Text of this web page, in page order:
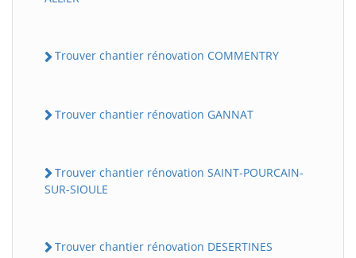
Trouver chantier rénovation COMMENTRY
Trouver chantier rénovation GANNAT
Trouver chantier rénovation SAINT-POURCAIN-
SUR-SIOULE
Trouver chantier rénovation DESERTINES